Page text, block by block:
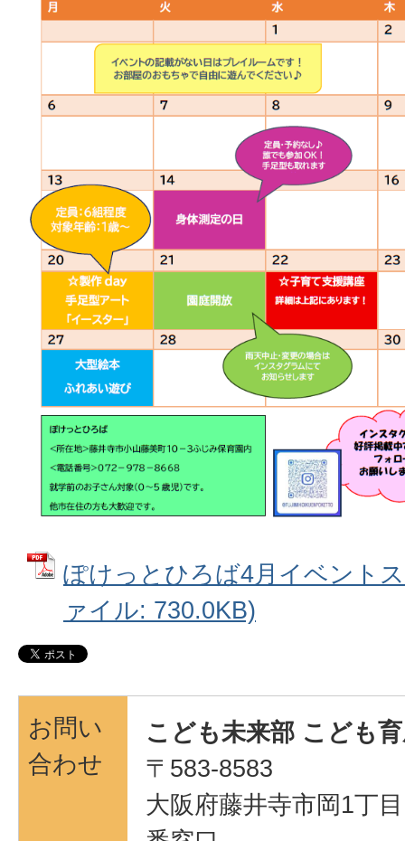
ぽけっとひろば4月イベント
ァイル: 730.0KB)
お問い
合わせ
こども未来部 こども
〒583-8583
大阪府藤井寺市岡1丁